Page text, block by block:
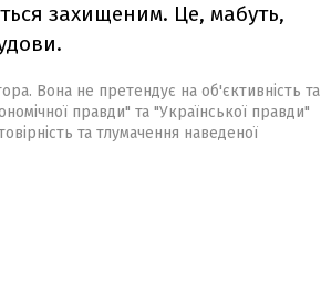
захищеним. Це, мабуть,
Вона не претендує на об'єктивність та
правди" та "Української правди"
та тлумачення наведеної